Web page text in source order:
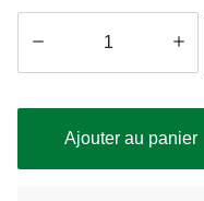
à
Ajouter au panier